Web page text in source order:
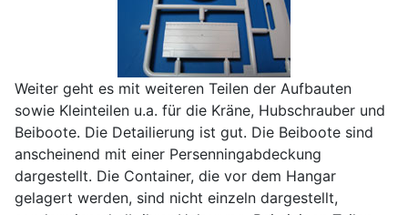
Weiter geht es mit weiteren Teilen der Aufbauten
sowie Kleinteilen u.a. für die Kräne, Hubschrauber und
Beiboote. Die Detailierung ist gut. Die Beiboote sind
anscheinend mit einer Persenningabdeckung
dargestellt. Die Container, die vor dem Hangar
gelagert werden, sind nicht einzeln dargestellt,